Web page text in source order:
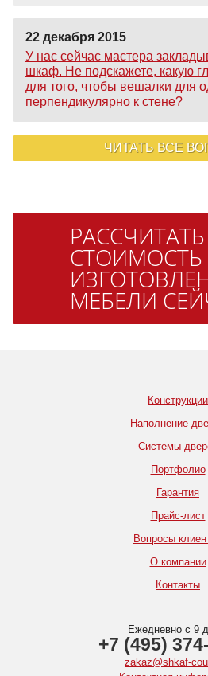
22 декабря 2015
У нас сейчас мастера
шкаф. Не подскажете, какую
для того, чтобы вешалки для
перпендикулярно к стене?
ЧИТАТЬ ВСЕ
РАССЧИТАТЬ
СТОИМОСТЬ
МЕБЕЛИ
Конструкции
Наполнение
Системы
Портфолио
Гарантия
Прайс-лист
Вопросы
О компании
Контакты
Ежедневно с 9
+7 (495)
zakaz@shkaf-